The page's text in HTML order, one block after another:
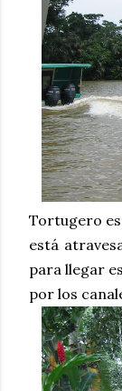
Tortugero
está
para llegar
por los